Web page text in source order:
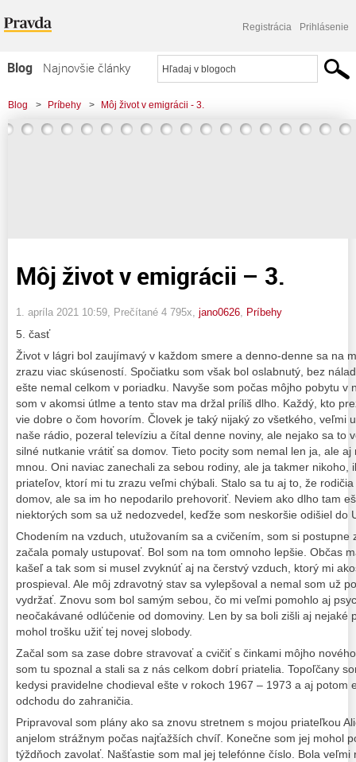
Registrácia Prihlásenie
Blog
Najnovšie články
Najčítanejšie články
Najkomentovanejšie články
Blog > Príbehy > Môj život v emigrácii - 3.
Môj život v emigrácii – 3.
1. apríla 2021 10:59 , Prečítané 4 795x, jano0626 Príbehy
5. časť
Život v lágri bol zaujímavý v každom smere a denno-denne sa na
zrazu viac skúseností. Spočiatku som však bol oslabnutý, bez
ešte nemal celkom v poriadku. Navyše som počas môjho pobytu v
som v akomsi útlme a tento stav ma držal príliš dlho. Každý, kto
vie dobre o čom hovorím. Človek je taký nijaký zo všetkého, veľmi
naše rádio, pozeral televíziu a čítal denne noviny, ale nejako sa to
silné nutkanie vrátiť sa domov. Tieto pocity som nemal len ja, ale
mnou. Oni naviac zanechali za sebou rodiny, ale ja takmer nikoho,
priateľov, ktorí mi tu zrazu veľmi chýbali. Stalo sa tu aj to, že
domov, ale sa im ho nepodarilo prehovoriť. Neviem ako dlho tam
niektorých som sa už nedozvedel, keďže som neskoršie odišiel do
Chodením na vzduch, utužovaním sa a cvičením, som si postupne
začala pomaly ustupovať. Bol som na tom omnoho lepšie. Občas
kašeľ a tak som si musel zvyknúť aj na čerstvý vzduch, ktorý mi
prospieval. Ale môj zdravotný stav sa vylepšoval a nemal som už
vydržať. Znovu som bol samým sebou, čo mi veľmi pomohlo aj
neočakávané odlúčenie od domoviny. Len by sa boli zišli aj nejaké
mohol trošku užiť tej novej slobody.
Začal som sa zase dobre stravovať a cvičiť s činkami môjho
som tu spoznal a stali sa z nás celkom dobrí priatelia. Topoľčany
kedysi pravidelne chodieval ešte v rokoch 1967 – 1973 a aj potom
odchodu do zahraničia.
Pripravoval som plány ako sa znovu stretnem s mojou priateľkou
anjelom strážnym počas najťažších chvíľ. Konečne som jej mohol
týždňoch zavolať. Našťastie som mal jej telefónne číslo. Bola veľmi